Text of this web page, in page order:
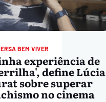
BEM VIVER
experiência de
define Lúcia
sobre superar
no cinema